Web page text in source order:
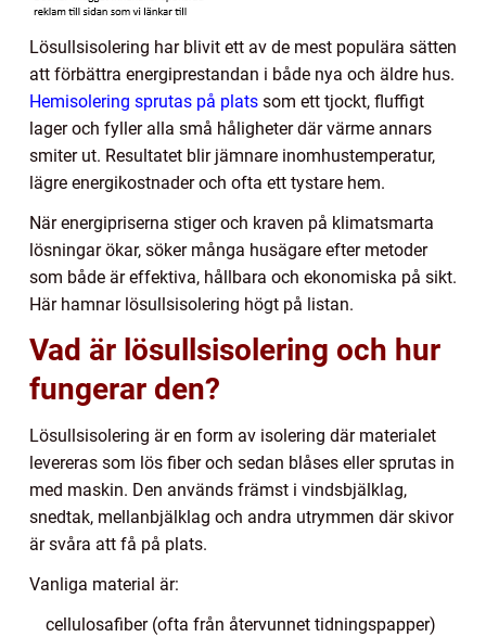
Lösullsisolering har blivit ett av de mest populära sätten
att förbättra energiprestandan i både nya och äldre hus.
Hemisolering sprutas på plats som ett tjockt, fluffigt
lager och fyller alla små håligheter där värme annars
smiter ut. Resultatet blir jämnare inomhustemperatur,
lägre energikostnader och ofta ett tystare hem.
När energipriserna stiger och kraven på klimatsmarta
lösningar ökar, söker många husägare efter metoder
som både är effektiva, hållbara och ekonomiska på sikt.
Här hamnar lösullsisolering högt på listan.
Vad är lösullsisolering och hur
fungerar den?
Lösullsisolering är en form av isolering där materialet
levereras som lös fiber och sedan blåses eller sprutas in
med maskin. Den används främst i vindsbjälklag,
snedtak, mellanbjälklag och andra utrymmen där skivor
är svåra att få på plats.
Vanliga material är:
cellulosafiber (ofta från återvunnet tidningspapper)